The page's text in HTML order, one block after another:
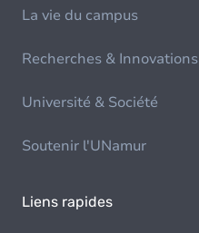
La vie du campus
Recherches & Innovations
Université & Société
Soutenir l'UNamur
Liens rapides